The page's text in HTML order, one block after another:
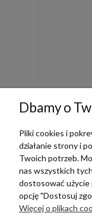
Dbamy o
Pliki cookies i
działanie strony i
Twoich potrzeb.
nas wszystkich
dostosować
opcję "Dostosuj
Więcej o plikach